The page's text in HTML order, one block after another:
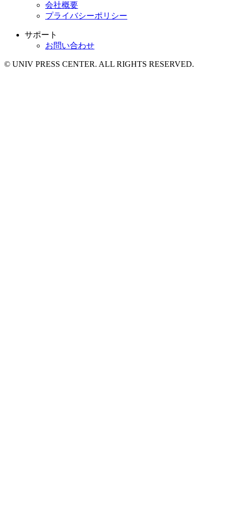
会社概要
プライバシーポリシー
サポート
お問い合わせ
© UNIV PRESS CENTER. ALL RIGHTS RESERVED.